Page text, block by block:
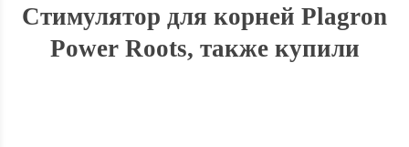
Стимулятор для корней Plagron
Power Roots, также купили